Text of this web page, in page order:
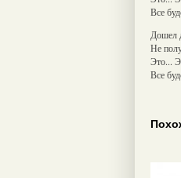
Все
Дошел
Не
Это...
Все